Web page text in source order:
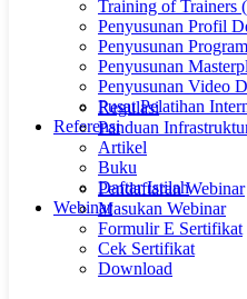
Training of Trainers
Penyusunan Profil
Penyusunan
Penyusunan
Penyusunan Video
Pusat Pelatihan
Referensi
Regulasi
Panduan
Artikel
Buku
Daftar Istilah
Webinar
Pendaftaran Webinar
Masukan Webinar
Formulir E Sertifikat
Cek Sertifikat
Download